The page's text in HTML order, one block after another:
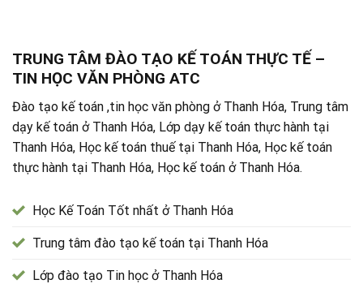
TRUNG TÂM ĐÀO TẠO KẾ TOÁN THỰC TẾ –
TIN HỌC VĂN PHÒNG ATC
Đào tạo kế toán ,tin học văn phòng ở Thanh Hóa, Trung tâm
dạy kế toán ở Thanh Hóa, Lớp dạy kế toán thực hành tại
Thanh Hóa, Học kế toán thuế tại Thanh Hóa, Học kế toán
thực hành tại Thanh Hóa, Học kế toán ở Thanh Hóa.
Học Kế Toán Tốt nhất ở Thanh Hóa
Trung tâm đào tạo kế toán tại Thanh Hóa
Lớp đào tạo Tin học ở Thanh Hóa